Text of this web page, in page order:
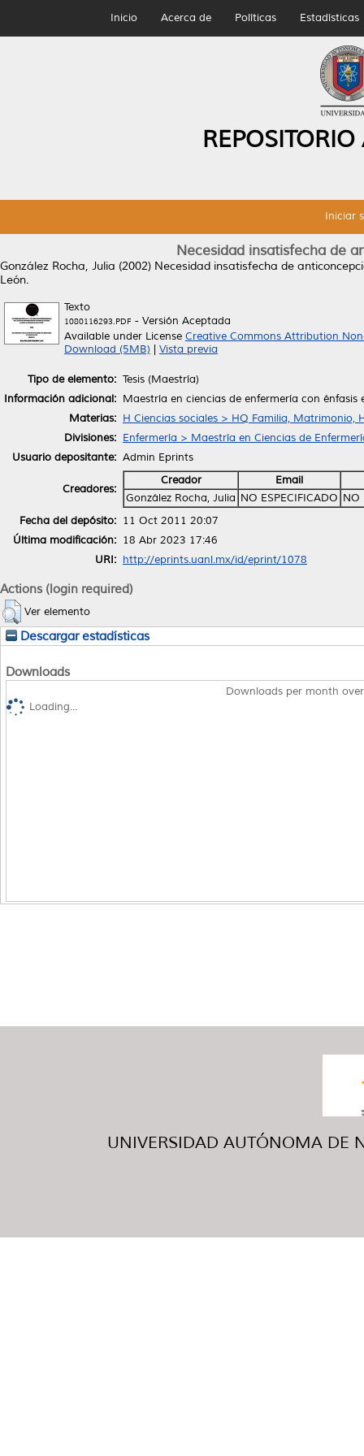
Inicio Acerca de Políticas Estadísticas
Iniciar
Necesidad insatisfecha de
González Rocha, Julia (2002) Necesidad insatisfecha de
León.
Texto
1080116293.PDF - Versión Aceptada
Available under License Creative Commons Attribution
Download (5MB)
Vista previa
Tipo de elemento: Tesis (Maestría)
Información adicional: Maestría en ciencias de enfermería con énfasis
Materias: H Ciencias sociales > HQ Familia, Matrimonio,
Divisiones: Enfermería > Maestría en Ciencias de
Usuario depositante: Admin Eprints
Creadores:
Creador
Email
González Rocha, Julia NO ESPECIFICADO NO
Fecha del depósito: 11 Oct 2011 20:07
Última modificación: 18 Abr 2023 17:46
URI: http://eprints.uanl.mx/id/eprint/1078
Actions (login required)
Ver elemento
Descargar estadísticas
Downloads
Downloads per month
Loading...
UNIVERSIDAD AUTÓNOMA DE